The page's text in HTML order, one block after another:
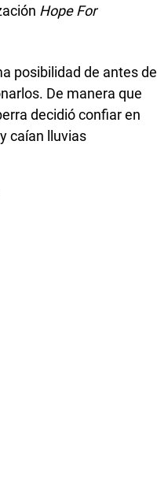
Hope For
posibilidad de antes de
De manera que
decidió confiar en
caían lluvias